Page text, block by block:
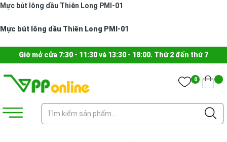
Mực bút lông dầu Thiên Long PMI-01
Mực bút lông dầu Thiên Long PMI-01
Giờ mở cửa 7:30 - 11:30 và 13:30 - 18:00. Thứ 2 đến thứ 7
0